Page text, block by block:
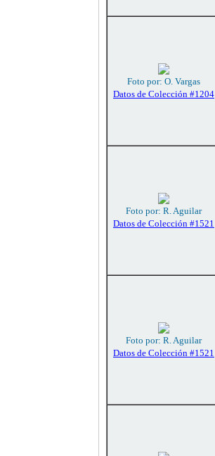
Foto por: O. Vargas
Datos de Colección #1204
Foto por: R. Aguilar
Datos de Colección #1521
Foto por: R. Aguilar
Datos de Colección #1521